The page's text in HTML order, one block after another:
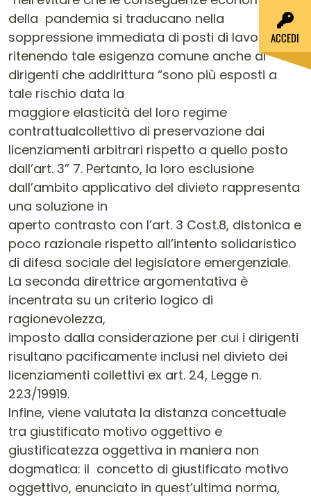
della pandemia si traducano nella
soppressione immediata di posti di lavoro” 6 e
ritenendo tale esigenza comune anche ai
dirigenti che addirittura “sono più esposti a
tale rischio data la
maggiore elasticità del loro regime
contrattualcollettivo di preservazione dai
licenziamenti arbitrari rispetto a quello posto
dall’art. 3” 7. Pertanto, la loro esclusione
dall’ambito applicativo del divieto rappresenta
una soluzione in
aperto contrasto con l’art. 3 Cost.8, distonica e
poco razionale rispetto all’intento solidaristico
di difesa sociale del legislatore emergenziale.
La seconda direttrice argomentativa è
incentrata su un criterio logico di
ragionevolezza,
imposto dalla considerazione per cui i dirigenti
risultano pacificamente inclusi nel divieto dei
licenziamenti collettivi ex art. 24, Legge n.
223/19919.
Infine, viene valutata la distanza concettuale
tra giustificato motivo oggettivo e
giustificatezza oggettiva in maniera non
dogmatica: il concetto di giustificato motivo
oggettivo, enunciato in quest’ultima norma,
ACCEDI